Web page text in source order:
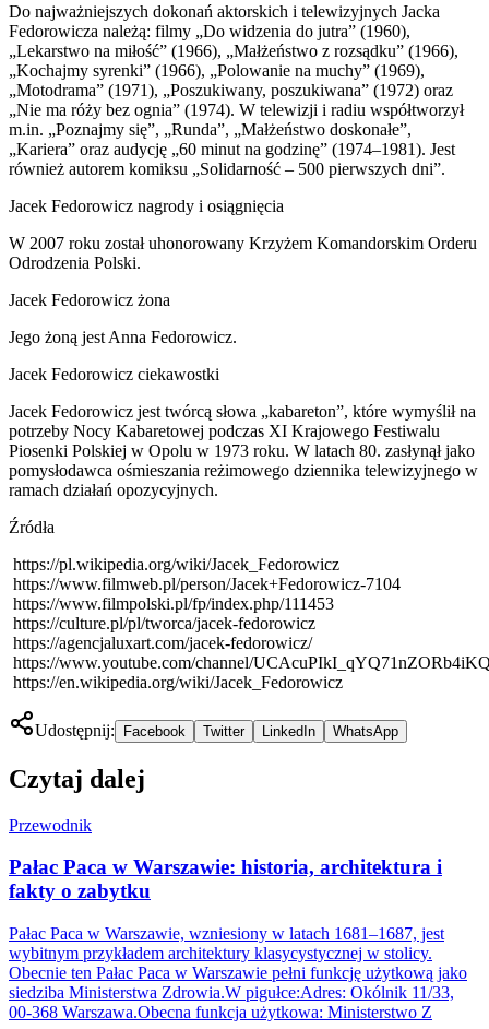
Do najważniejszych dokonań aktorskich i telewizyjnych Jacka
Fedorowicza należą: filmy „Do widzenia do jutra” (1960),
„Lekarstwo na miłość” (1966), „Małżeństwo z rozsądku” (1966),
„Kochajmy syrenki” (1966), „Polowanie na muchy” (1969),
„Motodrama” (1971), „Poszukiwany, poszukiwana” (1972) oraz
„Nie ma róży bez ognia” (1974). W telewizji i radiu współtworzył
m.in. „Poznajmy się”, „Runda”, „Małżeństwo doskonałe”,
„Kariera” oraz audycję „60 minut na godzinę” (1974–1981). Jest
również autorem komiksu „Solidarność – 500 pierwszych dni”.
Jacek Fedorowicz nagrody i osiągnięcia
W 2007 roku został uhonorowany Krzyżem Komandorskim Orderu
Odrodzenia Polski.
Jacek Fedorowicz żona
Jego żoną jest Anna Fedorowicz.
Jacek Fedorowicz ciekawostki
Jacek Fedorowicz jest twórcą słowa „kabareton”, które wymyślił na
potrzeby Nocy Kabaretowej podczas XI Krajowego Festiwalu
Piosenki Polskiej w Opolu w 1973 roku. W latach 80. zasłynął jako
pomysłodawca ośmieszania reżimowego dziennika telewizyjnego w
ramach działań opozycyjnych.
Źródła
https://pl.wikipedia.org/wiki/Jacek_Fedorowicz
https://www.filmweb.pl/person/Jacek+Fedorowicz-7104
https://www.filmpolski.pl/fp/index.php/111453
https://culture.pl/pl/tworca/jacek-fedorowicz
https://agencjaluxart.com/jacek-fedorowicz/
https://www.youtube.com/channel/
https://en.wikipedia.org/wiki/Jacek_Fedorowicz
Udostępnij: Facebook Twitter LinkedIn WhatsApp
Czytaj dalej
Przewodnik
Pałac Paca w Warszawie: historia, architektura i
fakty o zabytku
Pałac Paca w Warszawie, wzniesiony w latach 1681–1687, jest
wybitnym przykładem architektury klasycystycznej w stolicy.
Obecnie ten Pałac Paca w Warszawie pełni funkcję użytkową jako
siedziba Ministerstwa Zdrowia.W pigułce:Adres: Okólnik 11/33,
00-368 Warszawa.Obecna funkcja użytkowa: Ministerstwo Z